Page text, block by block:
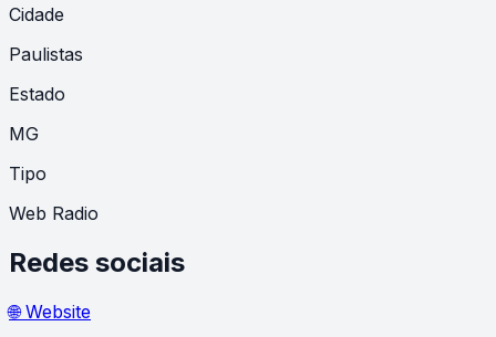
Cidade
Paulistas
Estado
MG
Tipo
Web Radio
Redes sociais
🌐 Website